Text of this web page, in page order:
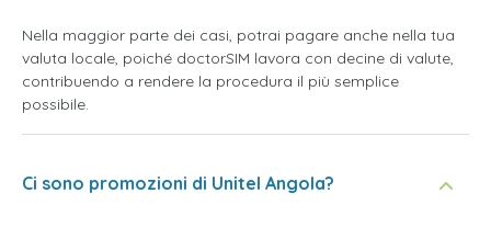
Nella maggior parte dei casi, potrai pagare anche nella tua
valuta locale, poiché doctorSIM lavora con decine di valute,
contribuendo a rendere la procedura il più semplice
possibile.
Ci sono promozioni di Unitel Angola?